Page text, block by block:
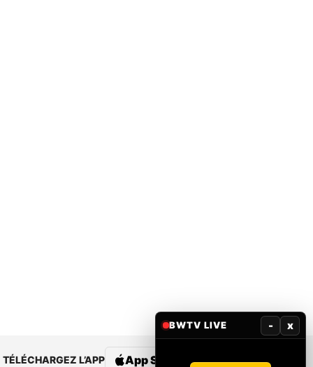
TÉLÉCHARGEZ L’APP
BWTV LIVE - x